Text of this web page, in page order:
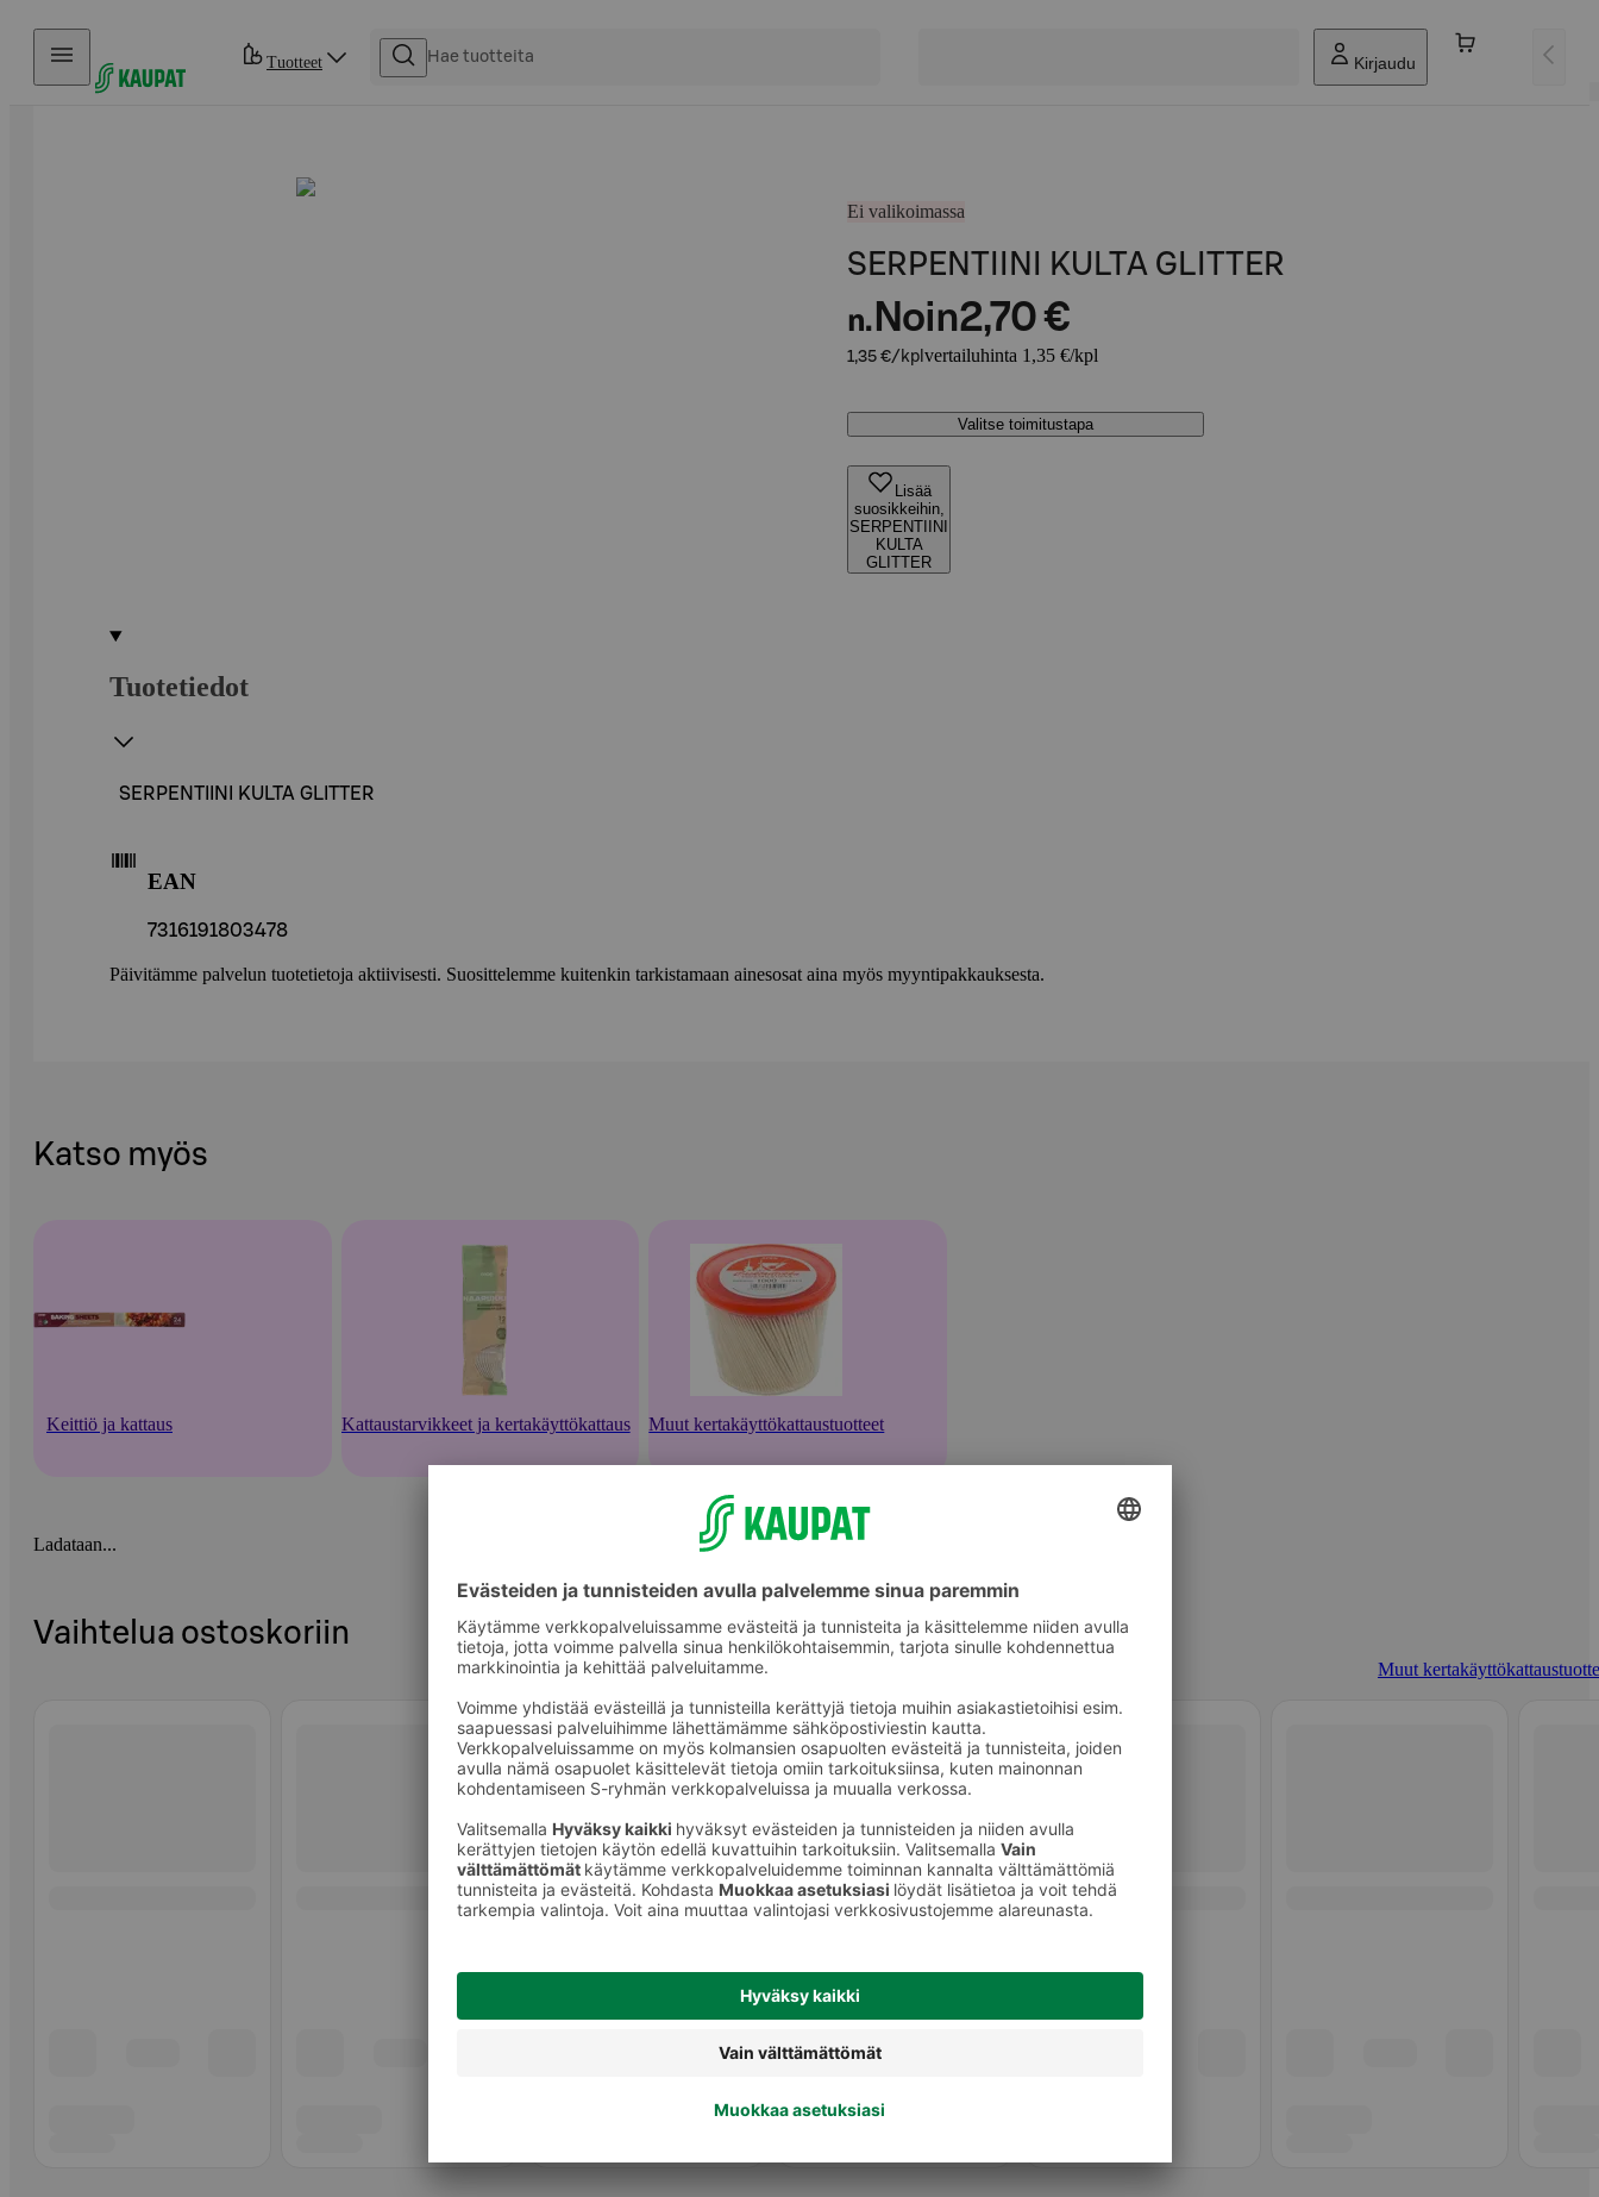
Hyppää sisältöön
Tuotteet Kirjaudu
Ei valikoimassa
SERPENTIINI KULTA GLITTER
n. Noin2,70 €
1,35 €/kpl vertailuhinta 1,35 €/kpl
Valitse toimitustapa
Lisää
suosikkeihin,
SERPENTIINI
KULTA
GLITTER
Tuotetiedot
SERPENTIINI KULTA GLITTER
EAN
7316191803478
Päivitämme palvelun tuotetietoja aktiivisesti. Suosittelemme kuitenkin tarkistamaan ainesosat aina myös myyntipakkauksesta.
Katso myös
Keittiö ja kattaus Kattaustarvikkeet ja kertakäyttökattaus Muut kertakäyttökattaustuotteet
Ladataan...
Vaihtelua ostoskoriin
Muut